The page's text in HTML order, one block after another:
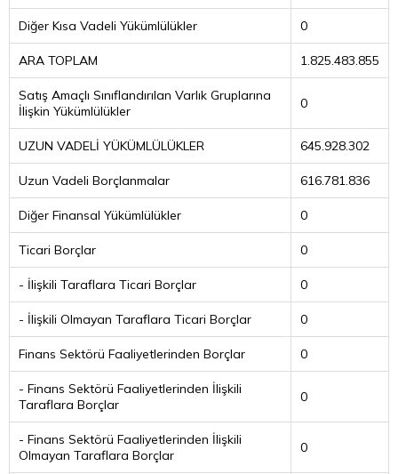
Diğer Kısa Vadeli Yükümlülükler 0
ARA TOPLAM 1.825.483.855
Satış Amaçlı Sınıflandırılan Varlık Gruplarına
İlişkin Yükümlülükler
0
UZUN VADELİ YÜKÜMLÜLÜKLER 645.928.302
Uzun Vadeli Borçlanmalar 616.781.836
Diğer Finansal Yükümlülükler 0
Ticari Borçlar 0
- İlişkili Taraflara Ticari Borçlar 0
- İlişkili Olmayan Taraflara Ticari Borçlar 0
Finans Sektörü Faaliyetlerinden Borçlar 0
- Finans Sektörü Faaliyetlerinden İlişkili
Taraflara Borçlar
0
- Finans Sektörü Faaliyetlerinden İlişkili
Olmayan Taraflara Borçlar
0